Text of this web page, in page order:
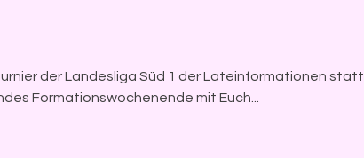
der Landesliga Süd 1 der Lateinformationen statt.
Formationswochenende mit Euch...